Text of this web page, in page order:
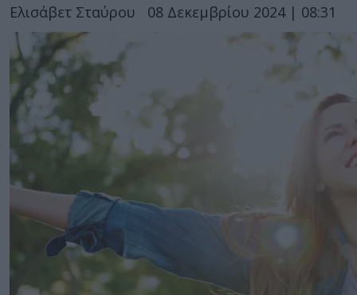
Ελισάβετ Σταύρου 08 Δεκεμβρίου 2024 | 08:31